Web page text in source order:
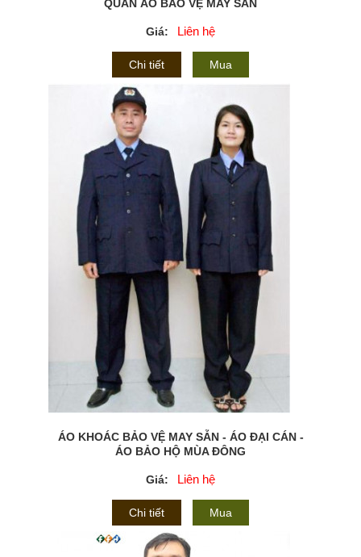
QUẦN ÁO BẢO VỆ MAY SẴN
Giá: Liên hệ
Chi tiết Mua
ÁO KHOÁC BẢO VỆ MAY SẴN - ÁO ĐẠI CÁN -
ÁO BẢO HỘ MÙA ĐÔNG
Giá: Liên hệ
Chi tiết Mua